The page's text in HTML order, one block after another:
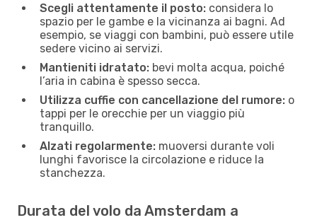
Scegli attentamente il posto: considera lo
spazio per le gambe e la vicinanza ai bagni. Ad
esempio, se viaggi con bambini, può essere utile
sedere vicino ai servizi.
Mantieniti idratato: bevi molta acqua, poiché
l’aria in cabina è spesso secca.
Utilizza cuffie con cancellazione del rumore: o
tappi per le orecchie per un viaggio più
tranquillo.
Alzati regolarmente: muoversi durante voli
lunghi favorisce la circolazione e riduce la
stanchezza.
Durata del volo da Amsterdam a